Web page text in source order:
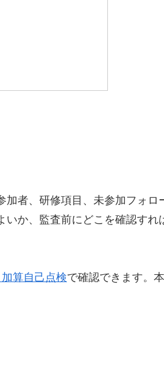
者、研修項目、未参加フォ
か、監査前にどこを確認す
算自己点検で確認できます。